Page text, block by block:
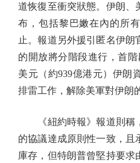
道恢復至衝突狀態。伊朗、
布，包括黎巴嫩在內的所
止。報道另外援引匿名伊
的開放將分階段進行，首
美元（約939億港元）伊朗
排雷工作，解除美軍對伊朗
《紐約時報》報道則稱
的協議達成原則性一致，且
庫存，但特朗普曾堅持要求